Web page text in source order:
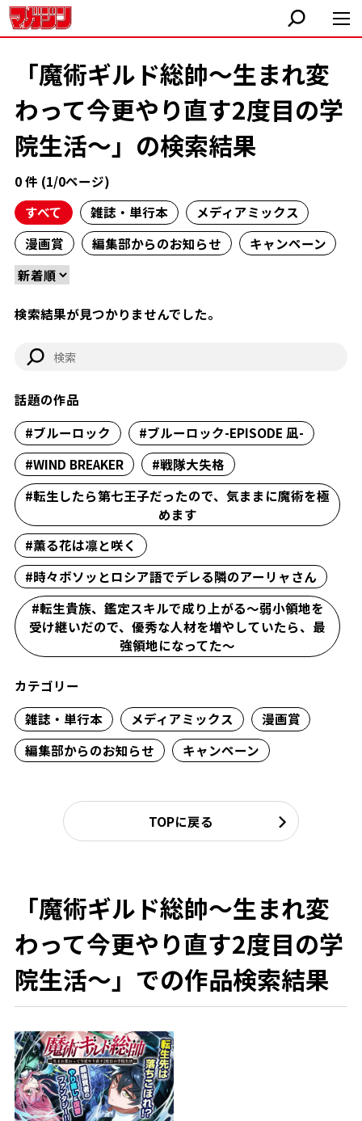
「魔術ギルド総帥～生まれ変
わって今更やり直す2度目の学
院生活～」の検索結果
0 件 (1/0ページ)
すべて
雑誌・単行本
メディアミックス
漫画賞
編集部からのお知らせ キャンペーン
検索結果が見つかりませんでした。
話題の作品
#ブルーロック
#ブルーロック-EPISODE 凪-
#WIND BREAKER
#戦隊大失格
#転生したら第七王子だったので、気ままに魔術を極
めます
#薫る花は凛と咲く
#時々ボソッとロシア語でデレる隣のアーリャさん
#転生貴族、鑑定スキルで成り上がる～弱小領地を
受け継いだので、優秀な人材を増やしていたら、最
強領地になってた～
カテゴリー
雑誌・単行本
メディアミックス
漫画賞
編集部からのお知らせ
キャンペーン
TOPに戻る
「魔術ギルド総帥～生まれ変
わって今更やり直す2度目の学
院生活～」での作品検索結果